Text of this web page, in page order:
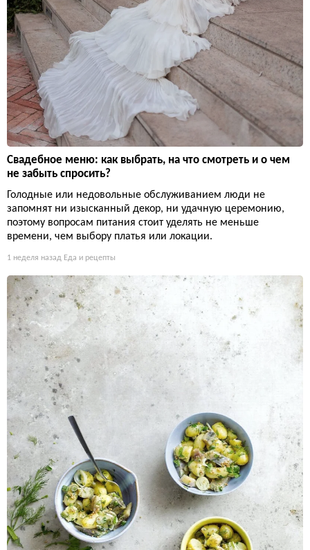
Свадебное меню: как выбрать, на что смотреть и о чем
не забыть спросить?
Голодные или недовольные обслуживанием люди не
запомнят ни изысканный декор, ни удачную церемонию,
поэтому вопросам питания стоит уделять не меньше
времени, чем выбору платья или локации.
1 неделя назад Еда и рецепты